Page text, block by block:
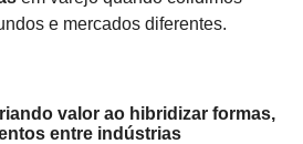
e mercados diferentes.
valor ao hibridizar formas,
entre indústrias